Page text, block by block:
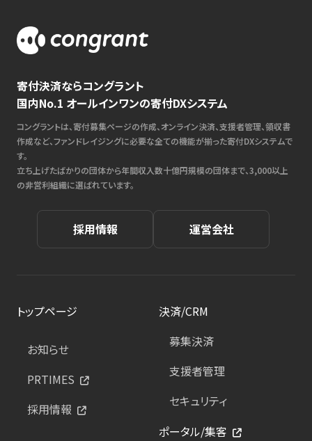
寄付決済ならコングラント
国内No.1 オールインワンの寄付DXシステム
コングラントは、寄付募集ページの作成、オンライン決済、支援者管理、領収書
作成など、ファンドレイジングに必要な全ての機能が揃った寄付DXシステムで
す。
立ち上げたばかりの団体から年間収入数十億円規模の団体まで、3,000以上
の非営利組織に選ばれています。
採用情報 運営会社
トップページ
お知らせ
PRTIMES
採用情報
決済/CRM
募集決済
支援者管理
セキュリティ
ポータル/集客